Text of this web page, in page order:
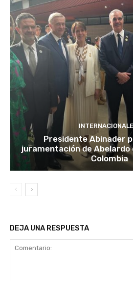
Presidente Abinader
juramentación de Abelardo
Colombia
DEJA UNA RESPUESTA